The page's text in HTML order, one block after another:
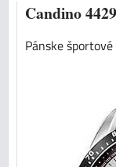
Candino
Pánske